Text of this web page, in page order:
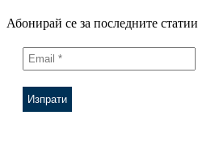
Абонирай се за последните статии